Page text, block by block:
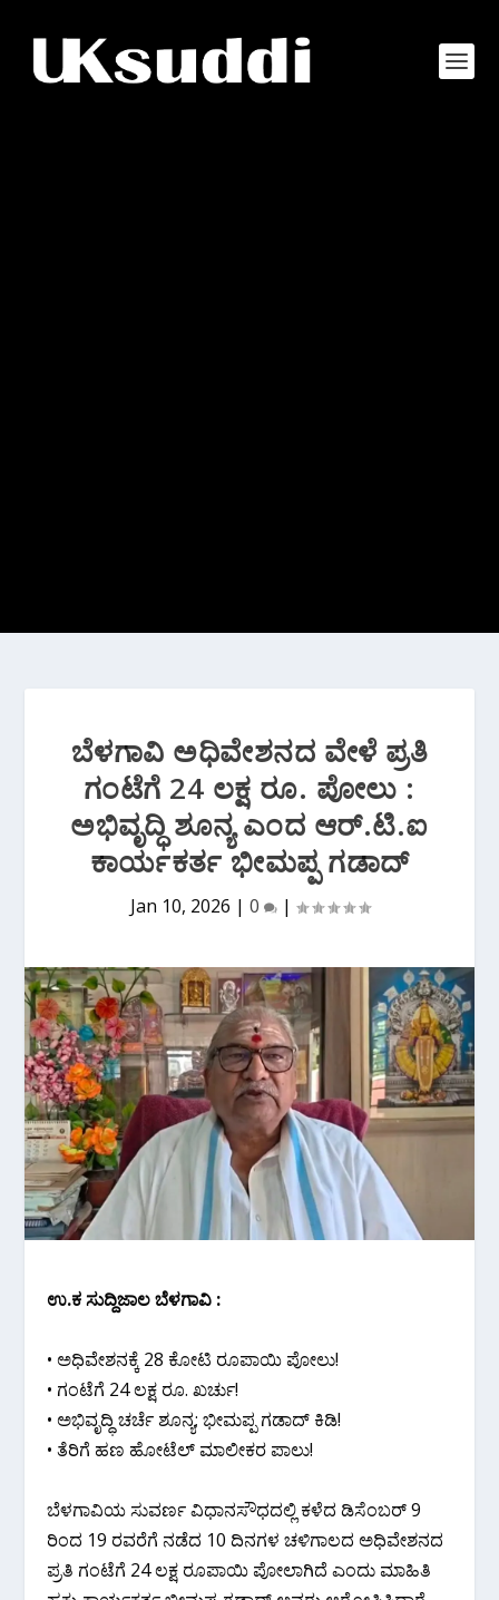
ಬೆಳಗಾವಿ ಅಧಿವೇಶನದ ವೇಳೆ ಪ್ರತಿ
ಗಂಟೆಗೆ 24 ಲಕ್ಷ ರೂ. ಪೋಲು :
ಅಭಿವೃದ್ಧಿ ಶೂನ್ಯ ಎಂದ ಆರ್.ಟಿ.ಐ
ಕಾರ್ಯಕರ್ತ ಭೀಮಪ್ಪ ಗಡಾದ್
Jan 10, 2026 | 0 |
ಉ.ಕ ಸುದ್ದಿಜಾಲ ಬೆಳಗಾವಿ :
• ಅಧಿವೇಶನಕ್ಕೆ 28 ಕೋಟಿ ರೂಪಾಯಿ ಪೋಲು!
• ಗಂಟೆಗೆ 24 ಲಕ್ಷ ರೂ. ಖರ್ಚು!
• ಅಭಿವೃದ್ಧಿ ಚರ್ಚೆ ಶೂನ್ಯ; ಭೀಮಪ್ಪ ಗಡಾದ್ ಕಿಡಿ!
• ತೆರಿಗೆ ಹಣ ಹೋಟೆಲ್ ಮಾಲೀಕರ ಪಾಲು!
ಬೆಳಗಾವಿಯ ಸುವರ್ಣ ವಿಧಾನಸೌಧದಲ್ಲಿ ಕಳೆದ ಡಿಸೆಂಬರ್ 9
ರಿಂದ 19 ರವರೆಗೆ ನಡೆದ 10 ದಿನಗಳ ಚಳಿಗಾಲದ ಅಧಿವೇಶನದ
ಪ್ರತಿ ಗಂಟೆಗೆ 24 ಲಕ್ಷ ರೂಪಾಯಿ ಪೋಲಾಗಿದೆ ಎಂದು ಮಾಹಿತಿ